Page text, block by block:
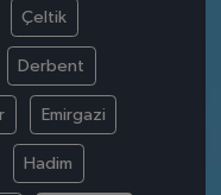
Çeltik
Derbent
Emirgazi
Hadim